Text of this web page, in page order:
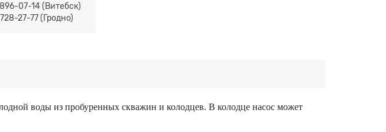
07-14 (Витебск)
27-77 (Гродно)
воды из пробуренных скважин и колодцев. В колодце насос может